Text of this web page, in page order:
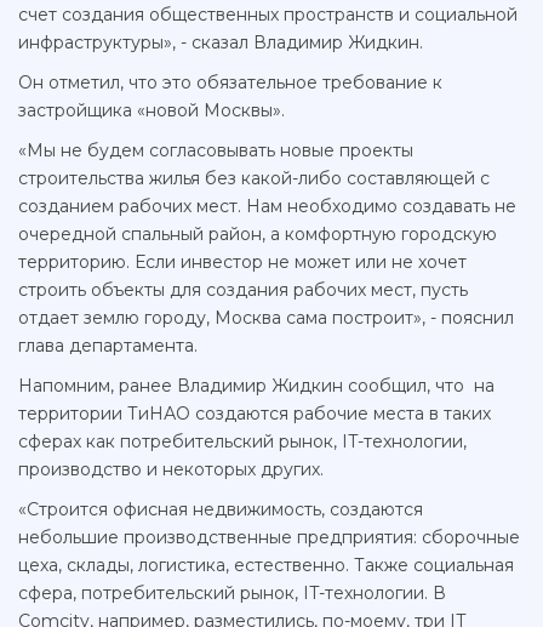
счет создания общественных пространств и социальной
инфраструктуры», - сказал Владимир Жидкин.
Он отметил, что это обязательное требование к
застройщика «новой Москвы».
«Мы не будем согласовывать новые проекты
строительства жилья без какой-либо составляющей с
созданием рабочих мест. Нам необходимо создавать не
очередной спальный район, а комфортную городскую
территорию. Если инвестор не может или не хочет
строить объекты для создания рабочих мест, пусть
отдает землю городу, Москва сама построит», - пояснил
глава департамента.
Напомним, ранее Владимир Жидкин сообщил, что на
территории ТиНАО создаются рабочие места в таких
сферах как потребительский рынок, IT-технологии,
производство и некоторых других.
«Строится офисная недвижимость, создаются
небольшие производственные предприятия: сборочные
цеха, склады, логистика, естественно. Также социальная
сфера, потребительский рынок, IT-технологии. В
Comcity, например, разместились, по-моему, три IT